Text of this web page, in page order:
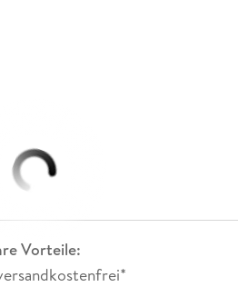
Vorteile: